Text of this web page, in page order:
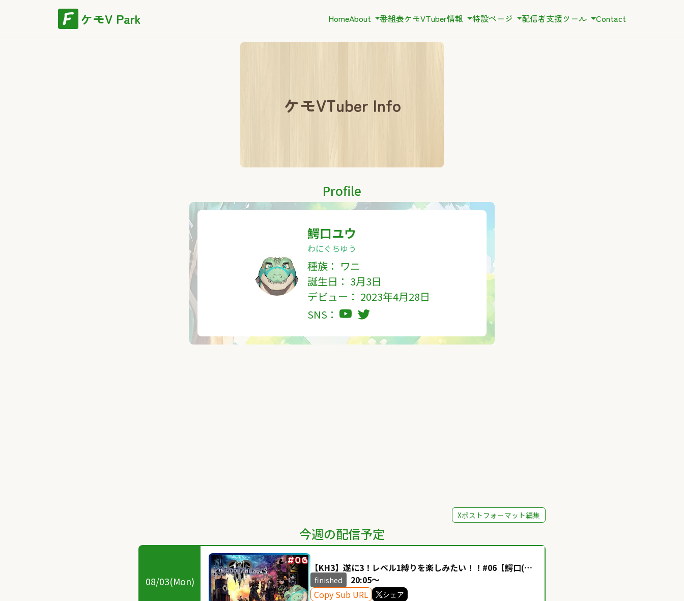
ケモV Park HomeAbout 番組表ケモVTuber情報 特設ページ 配信者支援ツール Contact
ケモVTuber Info
Profile
鰐口ユウ
わにぐちゆう
種族： ワニ
誕生日： 3月3日
デビュー： 2023年4月28日
SNS：
Xポストフォーマット編集
今週の配信予定
08/03(Mon)
【KH3】遂に3！レベル1縛りを楽しみたい！！#06【鰐口(わ
にぐち)ユウ Vtuber】
finished
20:05～
Copy Sub URL
シェア